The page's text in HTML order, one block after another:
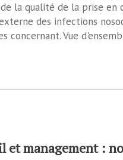
la qualité de la prise en
des infections
concernant. Vue
et management :